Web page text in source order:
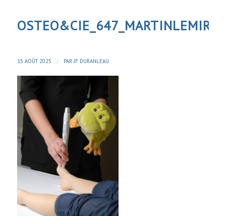
15 AOÛT 2025 / PAR JF DURANLEAU